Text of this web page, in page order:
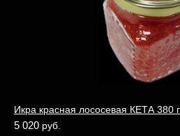
Икра красная лососевая КЕТА 380
5 020 руб.